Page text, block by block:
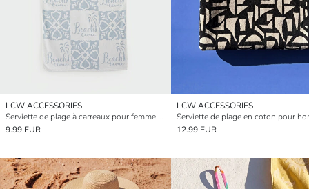
LCW ACCESSORIES
Serviette de plage à carreaux pour femme 70x150 cm
9.99 EUR
LCW ACCESSORIES
12.99 EUR